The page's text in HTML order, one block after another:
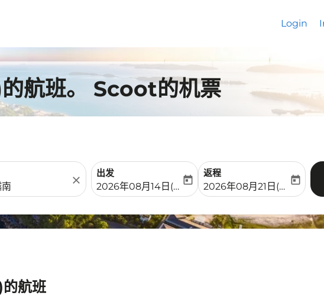
Login
航班。 Scoot的机票
close
出发
fc-booking-departure-date-aria-label
2026年08月14日(周五)
today
返程
fc-booking-return-date-
2026年08月21日(周五)
today
航班